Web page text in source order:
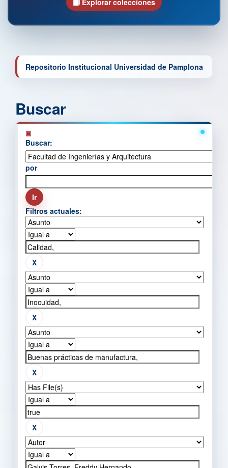
Repositorio Institucional Universidad de Pamplona
Buscar
Buscar:
por
Filtros actuales: